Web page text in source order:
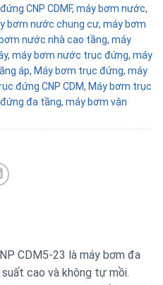
CNP CDMF, máy bơm nước,
bơm nước chung cư, máy bơm
nước nhà cao tầng, máy
, máy bơm nước trục đứng, máy
áp, Máy bơm trục đứng, máy
đứng CNP CDM, Máy bơm trục
đa tầng, máy bơm vận
CDM5-23 là máy bơm đa
cao và không tự mồi.